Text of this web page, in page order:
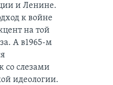
и Ленине.
к войне
на той
А в1965-м
со слезами
идеологии.